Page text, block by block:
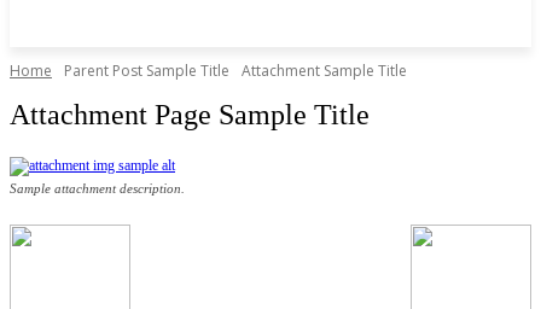
Home Parent Post Sample Title Attachment Sample Title
Attachment Page Sample Title
Sample attachment description.